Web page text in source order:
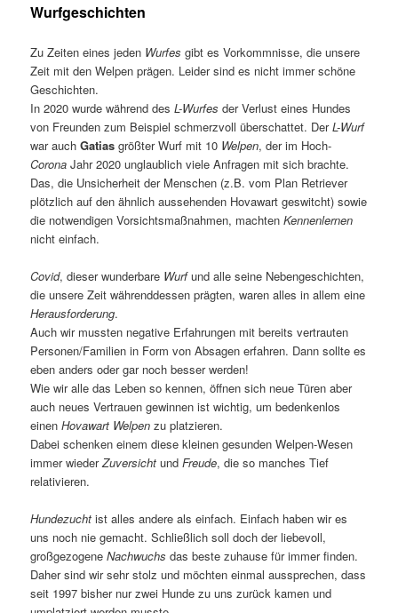
Wurfgeschichten
Zu Zeiten eines jeden Wurfes gibt es Vorkommnisse, die unsere
Zeit mit den Welpen prägen. Leider sind es nicht immer schöne
Geschichten.
In 2020 wurde während desL-Wurfes der Verlust eines Hundes
von Freunden zum Beispiel schmerzvoll überschattet. DerL-Wurf
war auchGatias größter Wurf mit 10 Welpen, der im Hoch-
Corona Jahr 2020 unglaublich viele Anfragen mit sich brachte.
Das, die Unsicherheit der Menschen (z.B. vom Plan Retriever
plötzlich auf den ähnlich aussehenden Hovawart geswitcht) sowie
die notwendigen Vorsichtsmaßnahmen, machtenKennenlernen
nicht einfach.
Covid, dieser wunderbare Wurfund alle seine Nebengeschichten,
die unsere Zeit währenddessen prägten, waren alles in allem eine
Herausforderung.
Auch wir mussten negative Erfahrungen mit bereits vertrauten
Personen/Familien in Form von Absagen erfahren. Dann sollte es
eben anders oder gar noch besser werden!
Wie wir alle das Leben so kennen, öffnen sich neue Türen aber
auch neues Vertrauen gewinnen ist wichtig, um bedenkenlos
einenHovawart Welpen zu platzieren.
Dabei schenken einem diese kleinen gesunden Welpen-Wesen
immer wiederZuversicht undFreude, die so manches Tief
relativieren.
Hundezucht ist alles andere als einfach. Einfach haben wir es
uns noch nie gemacht. Schließlich soll doch der liebevoll,
großgezogeneNachwuchs das beste zuhause für immer finden.
Daher sind wir sehr stolz und möchten einmal aussprechen, dass
seit 1997 bisher nur zwei Hunde zu uns zurück kamen und